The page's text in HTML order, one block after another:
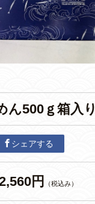
ん500ｇ箱入り
シェアする
円 （税込み）